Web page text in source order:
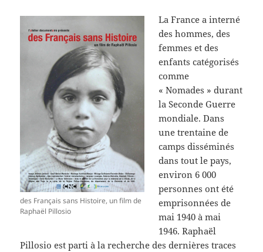
des Français sans Histoire, un film de
Raphaël Pillosio
La France a interné
des hommes, des
femmes et des
enfants catégorisés
comme
« Nomades » durant
la Seconde Guerre
mondiale. Dans
une trentaine de
camps disséminés
dans tout le pays,
environ 6 000
personnes ont été
emprisonnées de
mai 1940 à mai
1946. Raphaël
Pillosio est parti à la recherche des dernières traces